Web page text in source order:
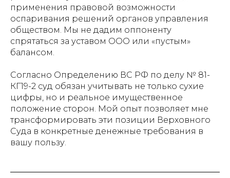
применения правовой возможности
оспаривания решений органов управления
обществом. Мы не дадим оппоненту
спрятаться за уставом ООО или «пустым»
балансом.
Согласно Определению ВС РФ по делу № 81-
КГ19-2 суд обязан учитывать не только сухие
цифры, но и реальное имущественное
положение сторон. Мой опыт позволяет мне
трансформировать эти позиции Верховного
Суда в конкретные денежные требования в
вашу пользу.